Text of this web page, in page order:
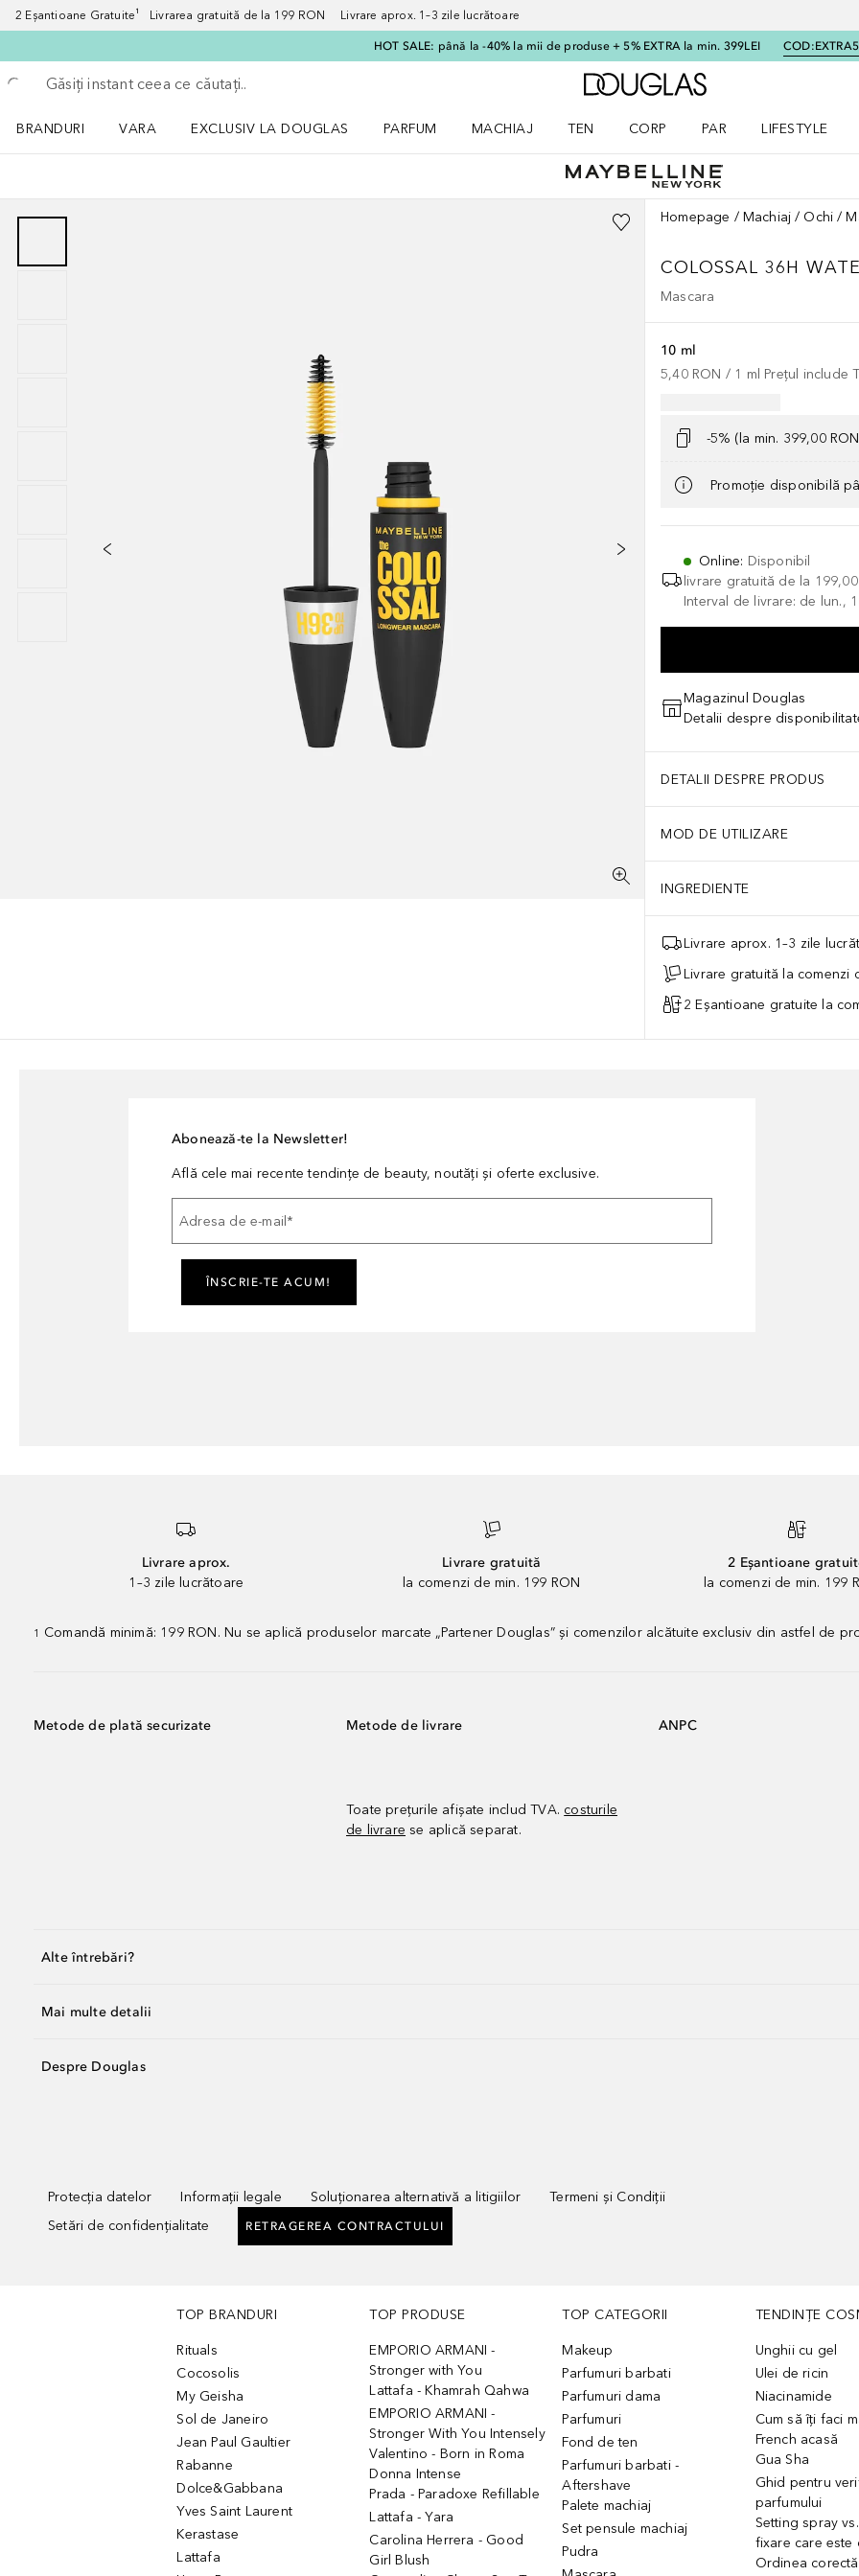
2 Eșantioane Gratuite¹ Livrarea gratuită de la 199 RON Livrare aprox. 1–3 zile lucrătoare
HOT SALE: până la -40% la mii de produse + 5% EXTRA la min. 399LEI COD:
Înapoi
Executați căutarea
Către pagina principală
BRANDURI
VARA
EXCLUSIV LA DOUGLAS
PARFUM
MACHIAJ
TEN
CORP
PAR
LIFESTYLE
Homepage Machiaj Ochi
COLOSSAL 36H
Mascara
10 ml
5,40 RON / 1 ml Prețul include
-5% (la min. 399,00
Promoție disponibilă
Online: Disponibil
livrare gratuită de la
Interval de livrare: de lun.,
Magazinul Douglas
Detalii despre
DETALII DESPRE PRODUS
MOD DE UTILIZARE
INGREDIENTE
Livrare aprox. 1–3 zile
Livrare gratuită la comenzi
2 Eșantioane gratuite la
Abonează-te la Newsletter!
Află cele mai recente tendințe de beauty, noutăți și oferte exclusive.
Adresa de e-mail *
ÎNSCRIE-TE ACUM!
Livrare aprox.
1–3 zile lucrătoare
Livrare gratuită
la comenzi de min. 199 RON
2 Eșantioane
la comenzi de min. 199
1 Comandă minimă: 199 RON. Nu se aplică produselor marcate „Partener Douglas” și comenzilor alcătuite exclusiv din astfel de
Metode de plată securizate Metode de livrare
Toate prețurile afișate includ TVA. costurile
de livrare se aplică separat.
ANPC
Alte întrebări?
Mai multe detalii
Despre Douglas
Protecția datelor Informații legale Soluționarea alternativă a litigiilor
Termeni și Condiții
Setări de confidențialitate
RETRAGEREA CONTRACTULUI
TOP BRANDURI
Rituals
Cocosolis
My Geisha
Sol de Janeiro
Jean Paul Gaultier
Rabanne
Dolce&Gabbana
Yves Saint Laurent
Kerastase
Lattafa
TOP PRODUSE
EMPORIO ARMANI -
Stronger with You
Lattafa - Khamrah Qahwa
EMPORIO ARMANI -
Stronger With You Intensely
Valentino - Born in Roma
Donna Intense
Prada - Paradoxe Refillable
Lattafa - Yara
Carolina Herrera - Good
Girl Blush
TOP CATEGORII
Makeup
Parfumuri barbati
Parfumuri dama
Parfumuri
Fond de ten
Parfumuri barbati -
Aftershave
Palete machiaj
Set pensule machiaj
Pudra
TENDINȚE
Unghii cu gel
Ulei de ricin
Niacinamide
Cum să îți faci
French acasă
Gua Sha
Ghid pentru
parfumului
Setting spray
fixare care este
Ordinea